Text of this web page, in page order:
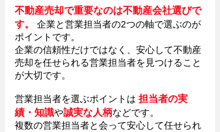
不動産売却で重要なのは不動産会社選びで
す。
企業と営業担当者の2つの軸で選ぶのが
ポイントです。
企業の信頼性だけではなく、安心して不動産
売却を任せられる営業担当者を見つけること
が大切です。
営業担当者を選ぶポイントは 担当者の実
績・知識や誠実な人柄などです。
複数の営業担当者と会って安心して任せられ